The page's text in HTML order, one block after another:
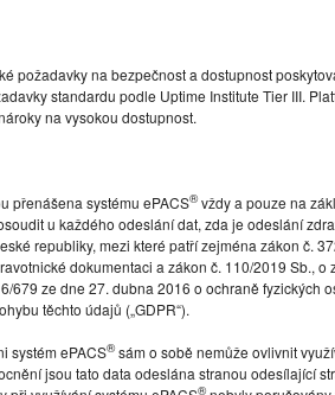
požadavky na bezpečnost a dostupnost
standardu podle Uptime Institute Tier III.
na vysokou dostupnost.
přenášena systému ePACS®vždy a pouze na
u každého odeslání dat, zda je odeslání
republiky, mezi které patří zejména zákon č.
dokumentaci a zákon č. 110/2019 Sb.,
679 ze dne 27. dubna 2016 o ochraně fyzických
těchto údajů („GDPR“).
systém ePACS®sám o sobě nemůže ovlivnit
jsou tato data odeslána stranou odesílající
®